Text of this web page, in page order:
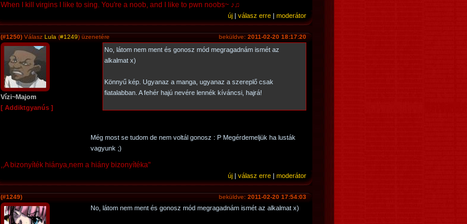
When I kill virgins I like to sing. You're a noob, and I like to pwn noobs~ ♪♫
új | válasz erre | moderátor
beküldve: 2011-02-20 18:17:20
(#1250) Válasz Lula (#1249) üzenetére
Vízi~Majom
[ Addiktgyanús ]
No, látom nem ment és gonosz mód megragadnám ismét az
alkalmat x)
Könnyű kép. Ugyanaz a manga, ugyanaz a szereplő csak
fiatalabban. A fehér hajú nevére lennék kíváncsi, hajrá!
Még most se tudom de nem voltál gonosz : P Megérdemeljük ha lusták
vagyunk ;)
,,A bizonyíték hiánya,nem a hiány bizonyítéka"
új | válasz erre | moderátor
beküldve: 2011-02-20 17:54:03
(#1249)
No, látom nem ment és gonosz mód megragadnám ismét az alkalmat x)